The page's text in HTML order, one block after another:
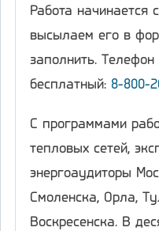
Работа начинается
высылаем его в
заполнить.
бесплатный: 8-800-
С программами
тепловых сетей,
энергоаудиторы
Смоленска, Орла,
Воскресенска. В